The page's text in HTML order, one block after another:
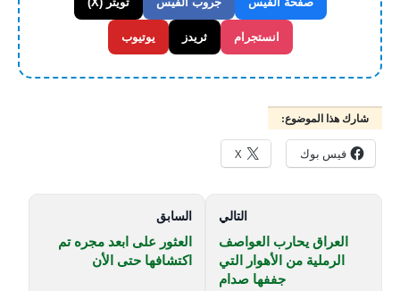
انستجرام ثريدز يوتيوب
شارك هذا الموضوع:
فيس بوك X
التالي
العراق يحارب العواصف
الرملية من الأهوار التي
جففها صدام
السابق
العثور على ابعد مجره تم
اكتشافها حتى الأن